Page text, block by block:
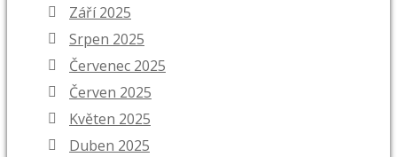
Září 2025
Srpen 2025
Červenec 2025
Červen 2025
Květen 2025
Duben 2025